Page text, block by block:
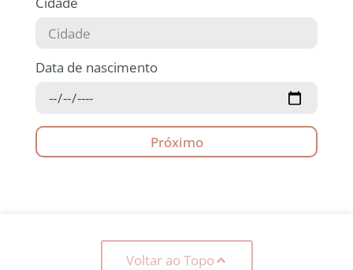
Data de nascimento
Próximo
Voltar ao Topo